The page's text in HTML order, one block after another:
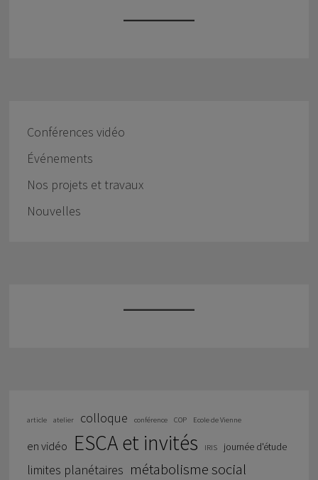
Conférences vidéo
Événements
Nos projets et travaux
Nouvelles
article atelier colloque conférence COP Ecole de Vienne
en vidéo ESCA et invités IRIS journée d'étude
limites planétaires métabolisme social